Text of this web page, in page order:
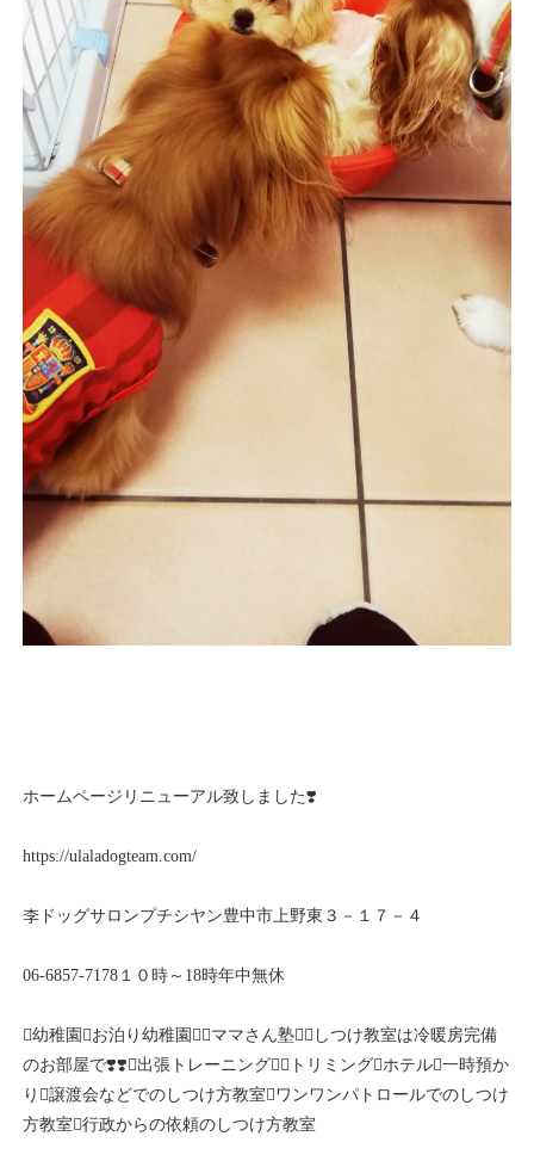
ホームページリニューアル致しました❣️
https://ulaladogteam.com/
李ドッグサロンプチシヤン豊中市上野東３－１７－４
06-6857-7178１０時～18時年中無休
幼稚園お泊り幼稚園ママさん塾しつけ教室は冷暖房完備
のお部屋で❣️❣️出張トレーニングトリミングホテル一時預か
り譲渡会などでのしつけ方教室ワンワンパトロールでのしつけ
方教室行政からの依頼のしつけ方教室